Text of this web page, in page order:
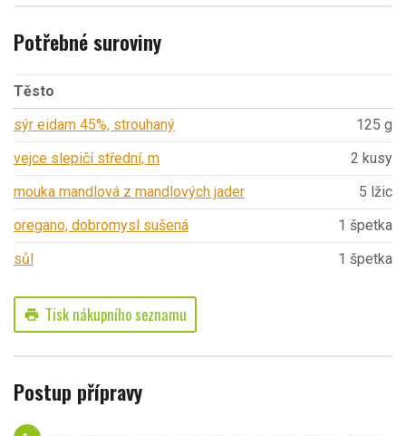
Potřebné suroviny
Těsto
sýr eidam 45%, strouhaný
125 g
vejce slepičí střední, m
2 kusy
mouka mandlová z mandlových jader
5 lžic
oregano, dobromysl sušená
1 špetka
sůl
1 špetka
print Tisk nákupního seznamu
Postup přípravy